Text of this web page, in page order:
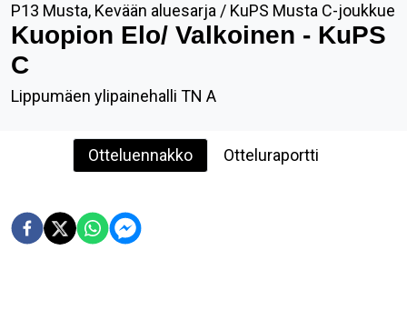
P13 Musta, Kevään aluesarja / KuPS Musta C-joukkue
Kuopion Elo/ Valkoinen - KuPS
C
Lippumäen ylipainehalli TN A
Otteluennakko Otteluraportti